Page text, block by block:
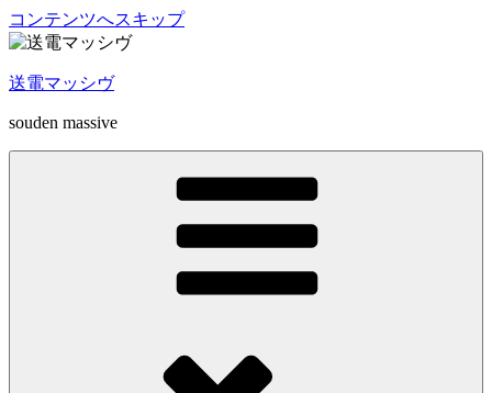
コンテンツへスキップ
送電マッシヴ
souden massive